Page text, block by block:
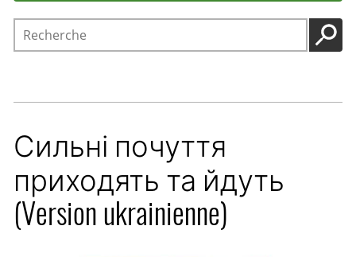
Recherche
Сильні почуття
приходять та йдуть
(Version ukrainienne)